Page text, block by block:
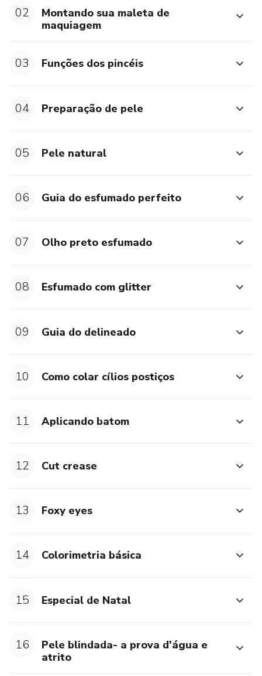
02
Montando sua maleta de
maquiagem
03 Funções dos pincéis
04 Preparação de pele
05 Pele natural
06 Guia do esfumado perfeito
07 Olho preto esfumado
08 Esfumado com glitter
09 Guia do delineado
10 Como colar cílios postiços
11 Aplicando batom
12 Cut crease
13 Foxy eyes
14 Colorimetria básica
15 Especial de Natal
16
Pele blindada- a prova d'água e
atrito